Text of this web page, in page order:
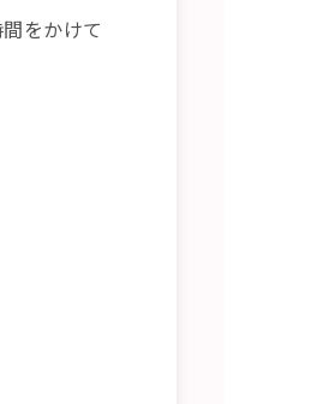
をかけて